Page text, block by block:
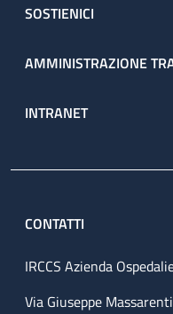
SOSTIENICI
AMMINISTRAZIONE
INTRANET
CONTATTI
IRCCS Azienda
Via Giuseppe